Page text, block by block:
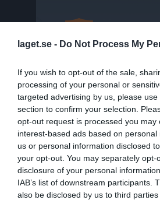
laget.se - Do Not Process My
If you wish to opt-out of the sale,
processing of your personal or
targeted advertising by us, please
section to confirm your selection.
opt-out request is processed you may
interest-based ads based on
us or personal information disclosed
your opt-out. You may separately opt-
disclosure of your personal
IAB’s list of downstream participants.
also be disclosed by us to third